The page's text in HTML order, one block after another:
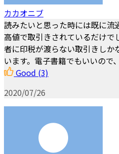
カカオニブ
読みたいと思った時には既に流
高値で取引きされているだけで
者に印税が渡らない取引きしか
います。電子書籍でもいいので
Good (3)
2020/07/26